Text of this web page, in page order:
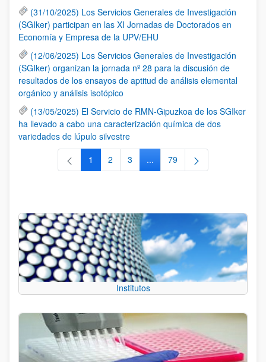
(31/10/2025) Los Servicios Generales de Investigación
(SGIker) participan en las XI Jornadas de Doctorados en
Economía y Empresa de la UPV/EHU
(12/06/2025) Los Servicios Generales de Investigación
(SGIker) organizan la jornada nº 28 para la discusión de
resultados de los ensayos de aptitud de análisis elemental
orgánico y análisis isotópico
(13/05/2025) El Servicio de RMN-Gipuzkoa de los SGIker
ha llevado a cabo una caracterización química de dos
variedades de lúpulo silvestre
Página
1 Página
2 Página
3 ...Páginas intermedias Use TAB
Página
79
Institutos